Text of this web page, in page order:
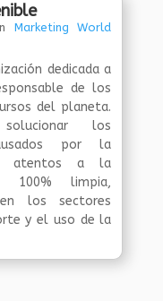
Marketing World
dedicada a
de los
del planeta.
los
por la
atentos a la
100% limpia,
los sectores
y el uso de la